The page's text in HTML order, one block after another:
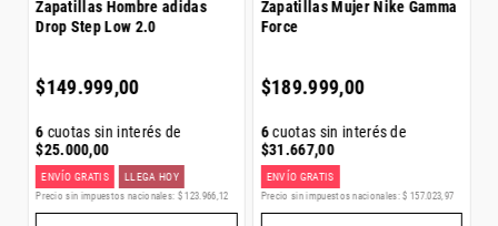
Zapatillas Hombre adidas
Drop Step Low 2.0
$149.999,00
6 cuotas sin interés de
$25.000,00
ENVÍO GRATIS LLEGA HOY
Precio sin impuestos nacionales: $ 123.966,12
Zapatillas Mujer Nike Gamma
Force
$189.999,00
6cuotas sin interés de
$31.667,00
ENVÍO GRATIS
Precio sin impuestos nacionales: $ 157.023,97